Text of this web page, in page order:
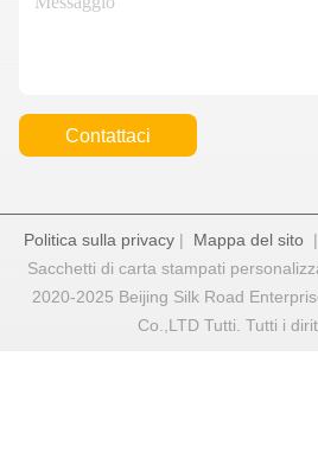
Contattaci
Politica sulla privacy| Mappa del sito|
Sacchetti di carta stampati
2020-2025 Beijing Silk Road
Co.,LTD Tutti. Tutti i